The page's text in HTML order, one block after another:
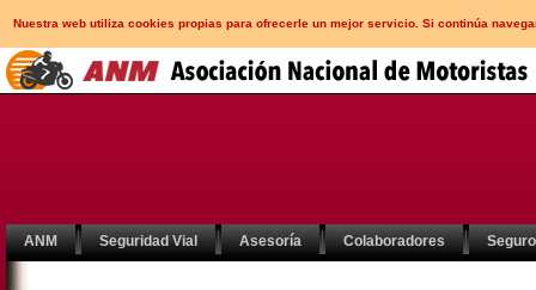
Nuestra web utiliza cookies propias para ofrecerle un mejor servicio. Si continúa
ANM Seguridad Vial Asesoría Colaboradores